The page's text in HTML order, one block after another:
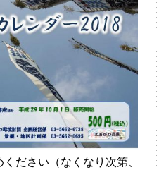
ください（なくなり次第、